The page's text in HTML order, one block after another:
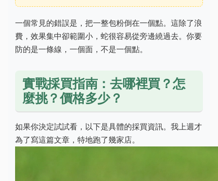
一個常見的錯誤是，把一整包粉倒在一個點。這除了浪
費，效果集中卻範圍小，蛇很容易從旁邊繞過去。你要
防的是一條線，一個面，不是一個點。
實戰採買指南：去哪裡買？怎
麼挑？價格多少？
如果你決定試試看，以下是具體的採買資訊。我上週才
為了寫這篇文章，特地跑了幾家店。